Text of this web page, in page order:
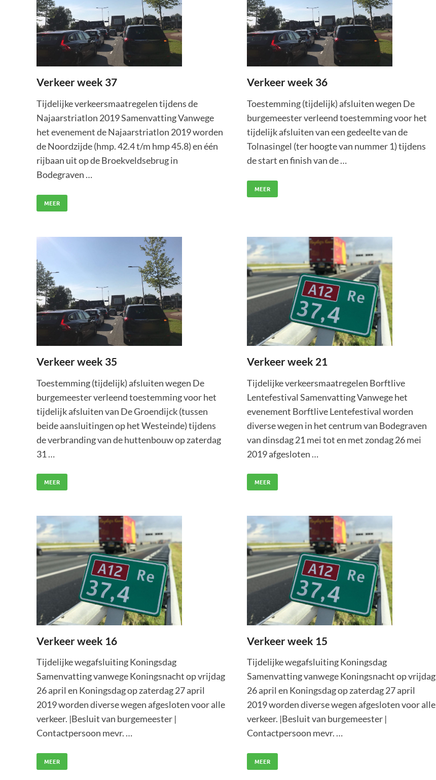
Verkeer week 37
Tijdelijke verkeersmaatregelen tijdens de
Najaarstriatlon 2019 Samenvatting Vanwege
het evenement de Najaarstriatlon 2019 worden
de Noordzijde (hmp. 42.4 t/m hmp 45.8) en één
rijbaan uit op de Broekveldsebrug in
Bodegraven …
MEER
Verkeer week 36
Toestemming (tijdelijk) afsluiten wegen De
burgemeester verleend toestemming voor het
tijdelijk afsluiten van een gedeelte van de
Tolnasingel (ter hoogte van nummer 1) tijdens
de start en finish van de …
MEER
Verkeer week 35
Toestemming (tijdelijk) afsluiten wegen De
burgemeester verleend toestemming voor het
tijdelijk afsluiten van De Groendijck (tussen
beide aansluitingen op het Westeinde) tijdens
de verbranding van de huttenbouw op zaterdag
31 …
MEER
Verkeer week 21
Tijdelijke verkeersmaatregelen Borftlive
Lentefestival Samenvatting Vanwege het
evenement Borftlive Lentefestival worden
diverse wegen in het centrum van Bodegraven
van dinsdag 21 mei tot en met zondag 26 mei
2019 afgesloten …
MEER
Verkeer week 16
Tijdelijke wegafsluiting Koningsdag
Samenvatting vanwege Koningsnacht op vrijdag
26 april en Koningsdag op zaterdag 27 april
2019 worden diverse wegen afgesloten voor alle
verkeer. |Besluit van burgemeester |
Contactpersoon mevr. …
MEER
Verkeer week 15
Tijdelijke wegafsluiting Koningsdag
Samenvatting vanwege Koningsnacht op vrijdag
26 april en Koningsdag op zaterdag 27 april
2019 worden diverse wegen afgesloten voor alle
verkeer. |Besluit van burgemeester |
Contactpersoon mevr. …
MEER